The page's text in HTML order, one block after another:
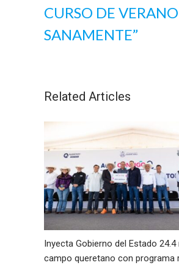
CURSO DE
SANAMENTE”
Related Articles
Inyecta Gobierno del Estado 24.4
campo queretano con programa